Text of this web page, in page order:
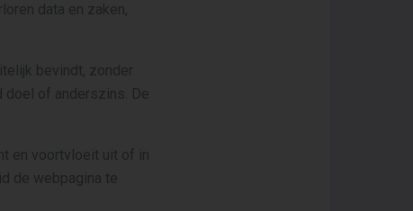
data en zaken,
bevindt, zonder
doel of anderszins. De
en voortvloeit uit of in
de webpagina te